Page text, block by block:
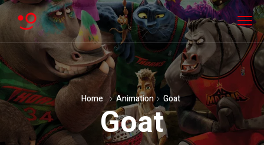
Home Animation Goat
Goat